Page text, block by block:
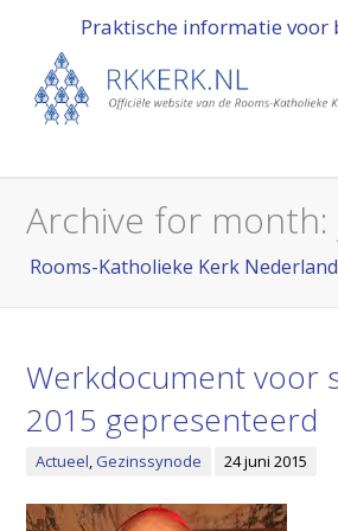
Praktische informatie voor
Archive for month:
Rooms-Katholieke Kerk Nederland
Werkdocument voor
2015 gepresenteerd
Actueel, Gezinssynode 24 juni 2015